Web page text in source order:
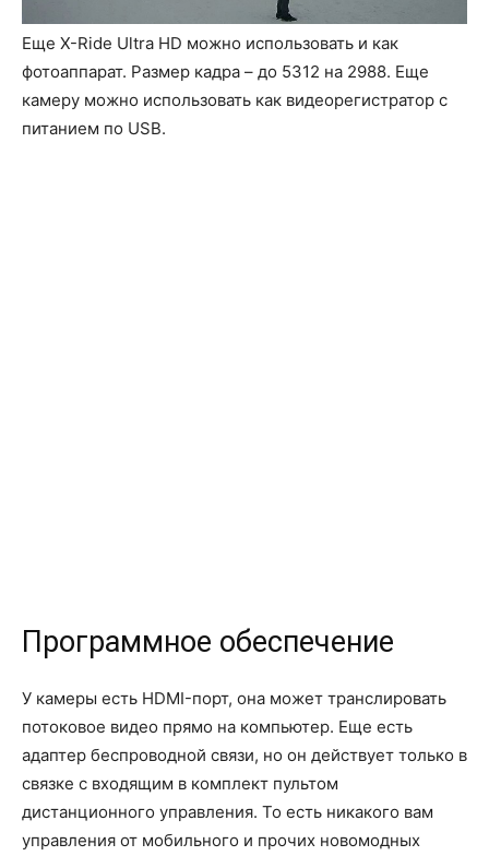
Еще X-Ride Ultra HD можно использовать и как
фотоаппарат. Размер кадра – до 5312 на 2988. Еще
камеру можно использовать как видеорегистратор с
питанием по USB.
Программное обеспечение
У камеры есть HDMI-порт, она может транслировать
потоковое видео прямо на компьютер. Еще есть
адаптер беспроводной связи, но он действует только в
связке с входящим в комплект пультом
дистанционного управления. То есть никакого вам
управления от мобильного и прочих новомодных